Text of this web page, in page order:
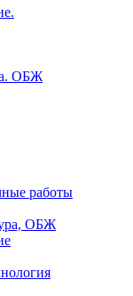
ОБЖ
работы
ОБЖ